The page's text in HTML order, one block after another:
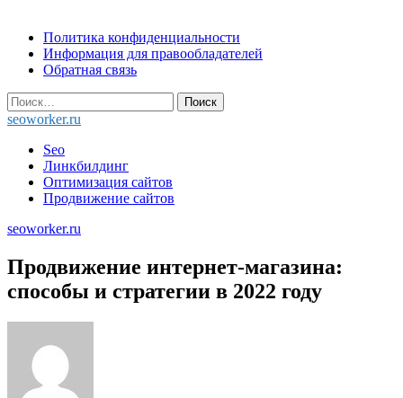
Skip
content
Политика конфиденциальности
Информация для правообладателей
Обратная связь
Найти:
seoworker.ru
Seo
Линкбилдинг
Оптимизация сайтов
Продвижение сайтов
seoworker.ru
Продвижение интернет-магазина:
способы и стратегии в 2022 году